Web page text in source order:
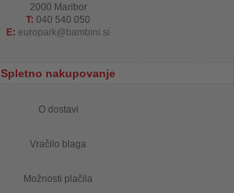
2000 Maribor
T: 040 540 050
E: europark bambini.si
Spletno nakupovanje
O dostavi
Vračilo blaga
Možnosti plačila